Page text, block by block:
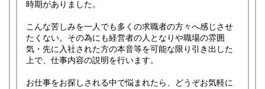
時期がありました。
こんな苦しみを一人でも多くの求職者の方々へ感じさせ
たくない。その為にも経営者の人となりや職場の雰囲
気・先に入社された方の本音等を可能な限り引き出した
上で、仕事内容の説明を行います。
お仕事をお探しされる中で悩まれたら、どうぞお気軽に